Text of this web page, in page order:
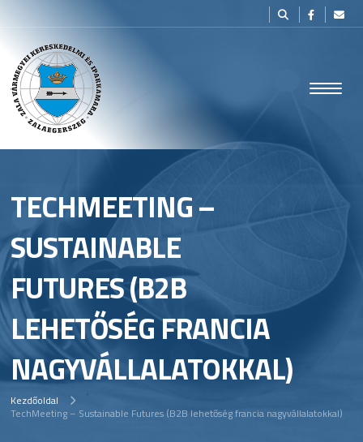
TECHMEETING –
SUSTAINABLE
FUTURES (B2B
LEHETŐSÉG FRANCIA
NAGYVÁLLALATOKKAL)
Kezdőoldal
TechMeeting – Sustainable Futures (B2B lehetőség francia nagyvállalatokkal)